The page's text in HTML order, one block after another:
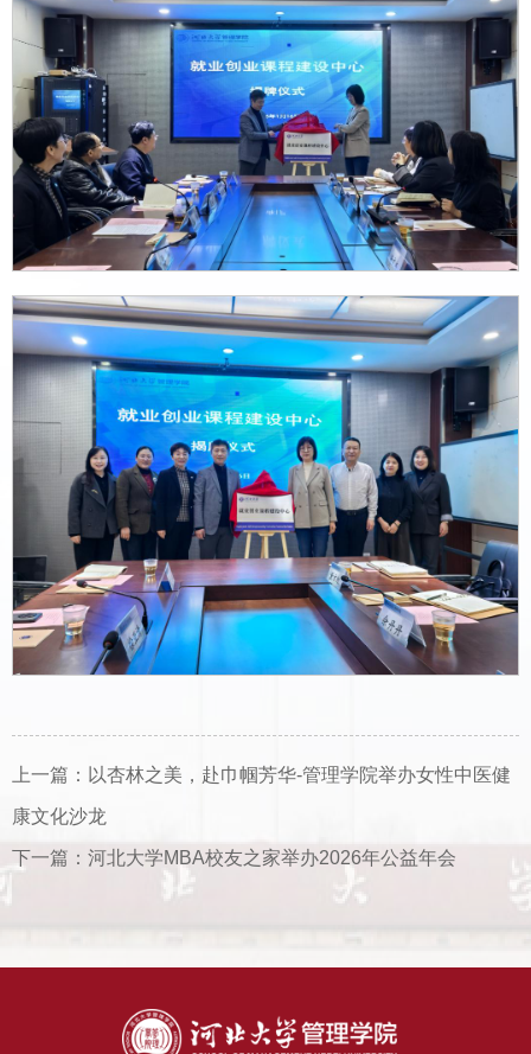
上一篇： 以杏林之美，赴巾帼芳华-管理学院举办女性中医健
康文化沙龙
下一篇： 河北大学MBA校友之家举办2026年公益年会